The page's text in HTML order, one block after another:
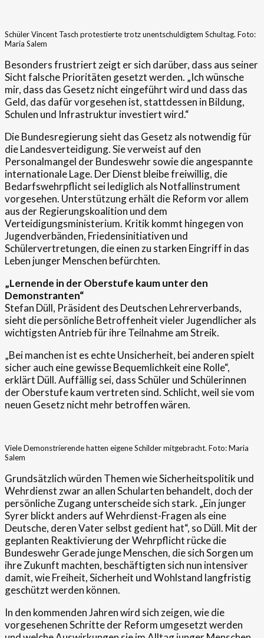
Schüler Vincent Tasch protestierte trotz unentschuldigtem Schultag. Foto:
Maria Salem
Besonders frustriert zeigt er sich darüber, dass aus seiner
Sicht falsche Prioritäten gesetzt werden. „Ich wünsche
mir, dass das Gesetz nicht eingeführt wird und dass das
Geld, das dafür vorgesehen ist, stattdessen in Bildung,
Schulen und Infrastruktur investiert wird.“
Die Bundesregierung sieht das Gesetz als notwendig für
die Landesverteidigung. Sie verweist auf den
Personalmangel der Bundeswehr sowie die angespannte
internationale Lage. Der Dienst bleibe freiwillig, die
Bedarfswehrpflicht sei lediglich als Notfallinstrument
vorgesehen. Unterstützung erhält die Reform vor allem
aus der Regierungskoalition und dem
Verteidigungsministerium. Kritik kommt hingegen von
Jugendverbänden, Friedensinitiativen und
Schülervertretungen, die einen zu starken Eingriff in das
Leben junger Menschen befürchten.
„Lernende in der Oberstufe kaum unter den
Demonstranten“
Stefan Düll, Präsident des Deutschen Lehrerverbands,
sieht die persönliche Betroffenheit vieler Jugendlicher als
wichtigsten Antrieb für ihre Teilnahme am Streik.
„Bei manchen ist es echte Unsicherheit, bei anderen spielt
sicher auch eine gewisse Bequemlichkeit eine Rolle“,
erklärt Düll. Auffällig sei, dass Schüler und Schülerinnen
der Oberstufe kaum vertreten sind. Schlicht, weil sie vom
neuen Gesetz nicht mehr betroffen wären.
Viele Demonstrierende hatten eigene Schilder mitgebracht. Foto: Maria
Salem
Grundsätzlich würden Themen wie Sicherheitspolitik und
Wehrdienst zwar an allen Schularten behandelt, doch der
persönliche Zugang unterscheide sich stark. „Ein junger
Syrer blickt anders auf Wehrdienst-Fragen als eine
Deutsche, deren Vater selbst gedient hat“, so Düll. Mit der
geplanten Reaktivierung der Wehrpflicht rücke die
Bundeswehr Gerade junge Menschen, die sich Sorgen um
ihre Zukunft machten, beschäftigten sich nun intensiver
damit, wie Freiheit, Sicherheit und Wohlstand langfristig
geschützt werden können.
In den kommenden Jahren wird sich zeigen, wie die
vorgesehenen Schritte der Reform umgesetzt werden